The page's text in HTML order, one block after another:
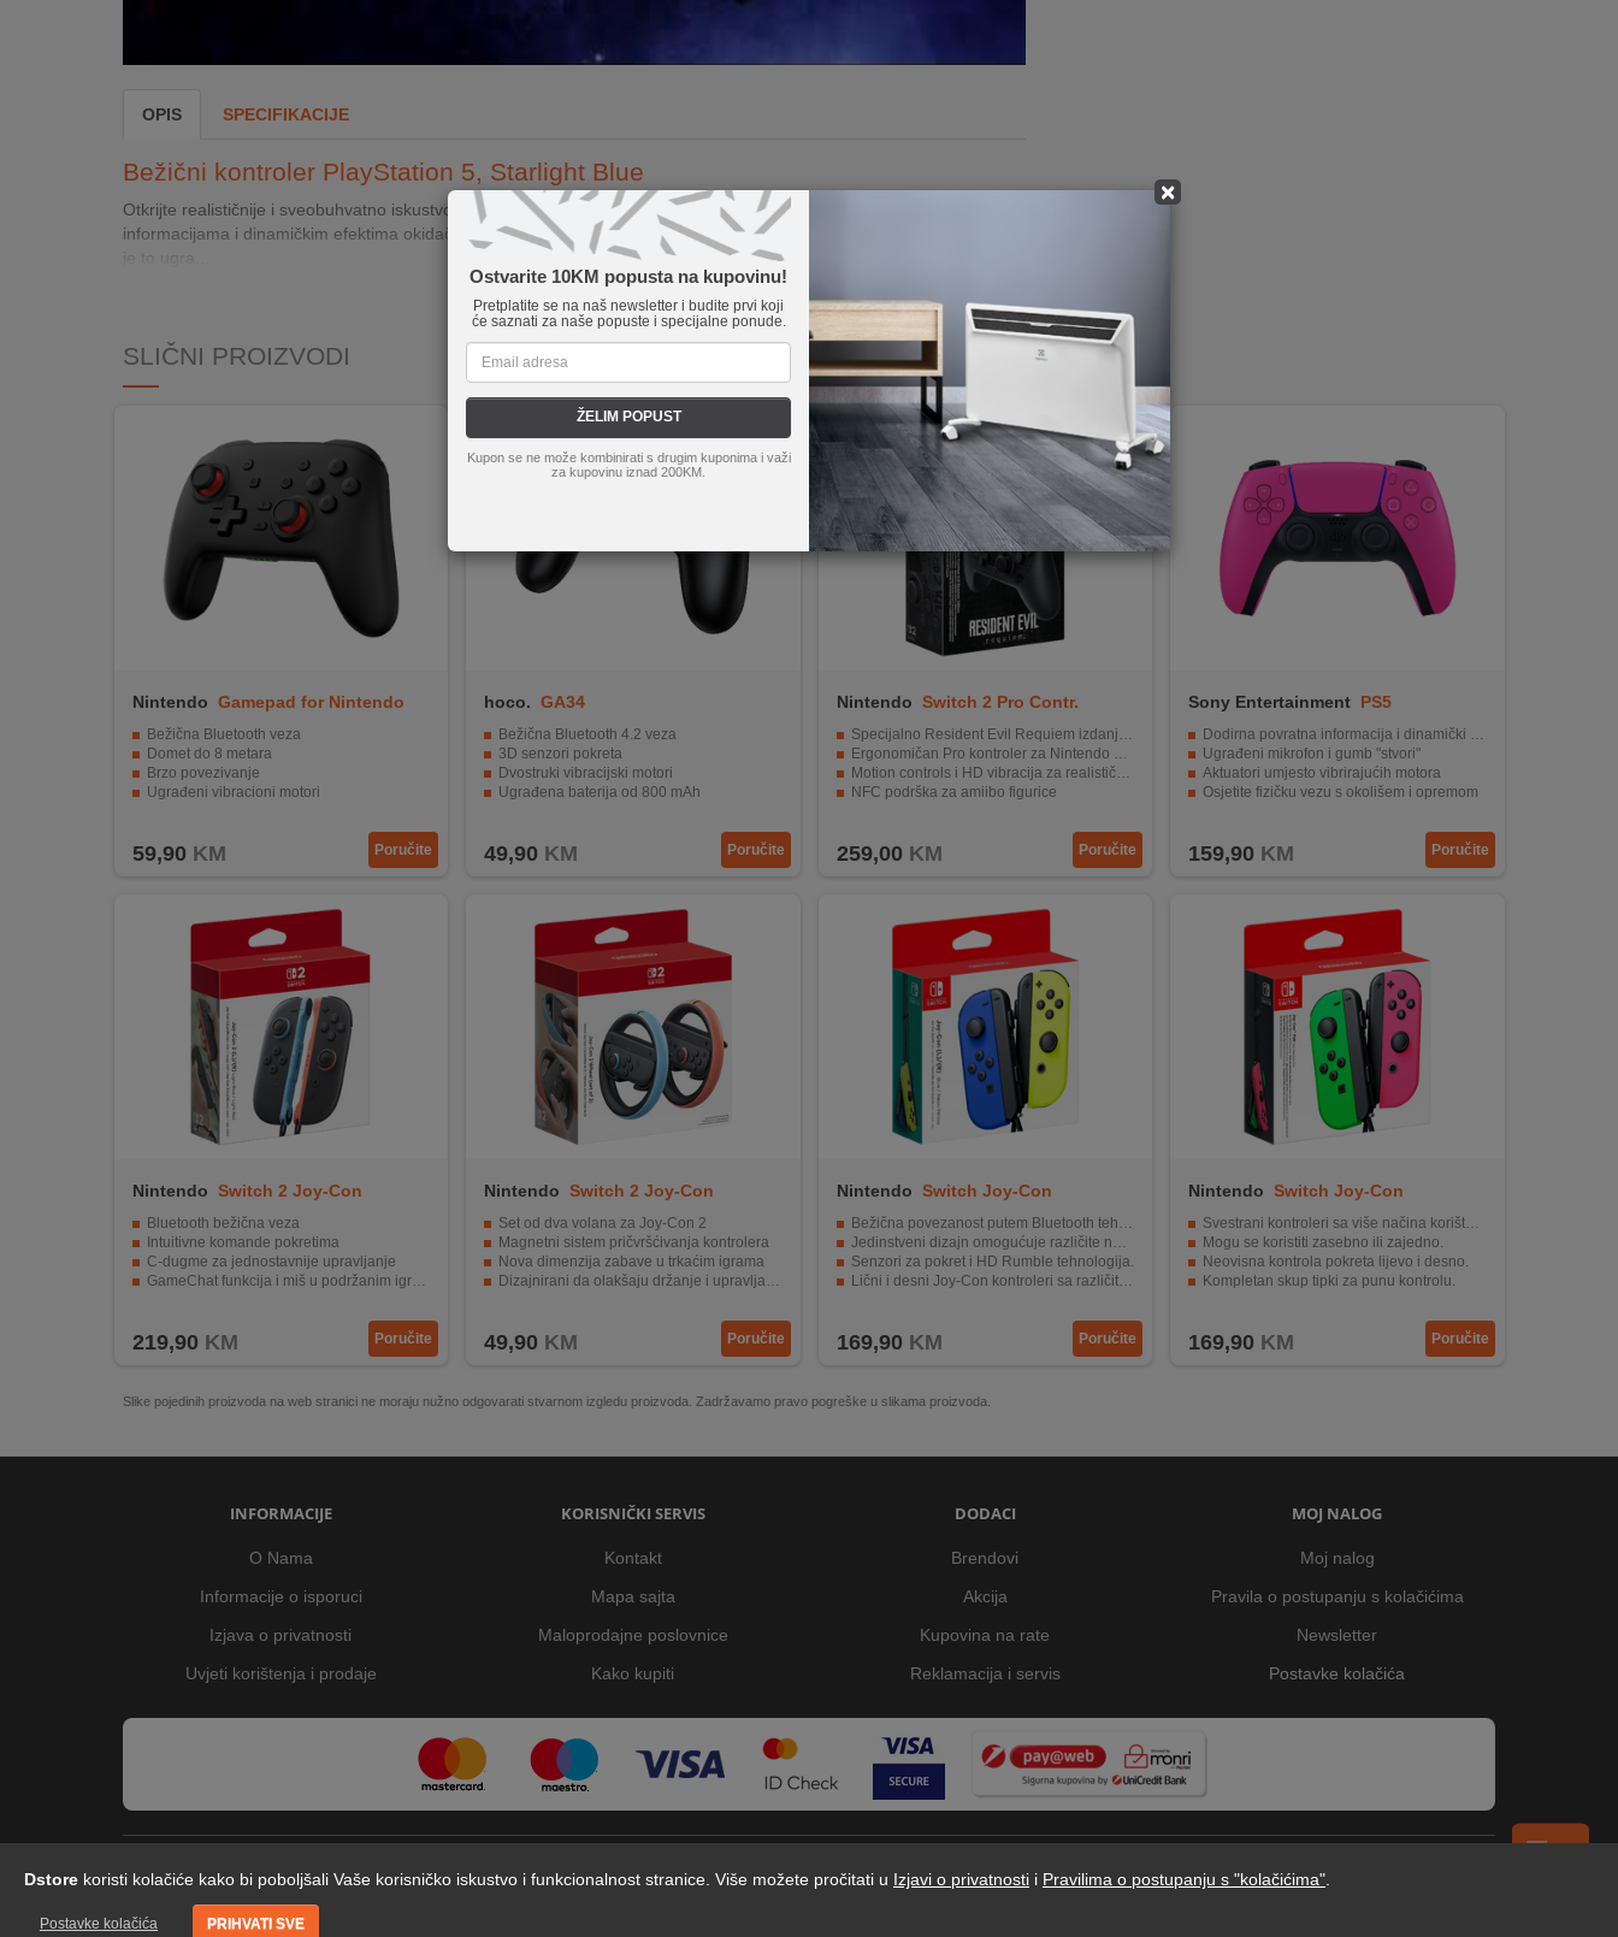
INOSTRANSTVA
UČINKOVITOSTI
Dstore koristi kolačiće kako bi poboljšali Vaše korisničko iskustvo i funkcionalnost stranice. Više možete pročitati u Izjavi o privatnosti i Pravilima o postupanju s "kolačićima"
Postavke kolačića PRIHVATI SVE
×
Ostvarite 10KM popusta na kupovinu!
Pretplatite se na naš newsletter i budite prvi koji
će saznati za naše popuste i specijalne ponude.
ŽELIM POPUST
Kupon se ne može kombinirati s drugim kuponima i važi
za kupovinu iznad 200KM.
OPIS SPECIFIKACIJE
Bežični kontroler PlayStation 5, Starlight Blue
Otkrijte realističnije i sveobuhvatno iskustvo igranja uz novi inovativni upravljač za konzolu PS5™ s dodirnim povratnim
informacijama i dinamičkim efektima okidača. Bežični upravljač DualSense ima ugrađeni mikrofon i gumb stvori, a sve
je to ugra...
Pročitaj više...
SLIČNI PROIZVODI
Nintendo Gamepad for Nintendo
Switch Black
Bežična Bluetooth veza
Domet do 8 metara
Brzo povezivanje
Ugrađeni vibracioni motori
59,90 KM Poručite
hoco. GA34
Bežična Bluetooth 4.2 veza
3D senzori pokreta
Dvostruki vibracijski motori
Ugrađena baterija od 800 mAh
49,90 KM Poručite
Nintendo Switch 2 Pro Contr.
Specijalno Resident Evil Requiem izdanje kontrolera
Ergonomičan Pro kontroler za Nintendo Switch 2
Motion controls i HD vibracija za realističan osjećaj igre
NFC podrška za amiibo figurice
259,00 KM Poručite
Sony Entertainment PS5
Dodirna povratna informacija i dinamički efekti okidača
Ugrađeni mikrofon i gumb "stvori"
Aktuatori umjesto vibrirajućih motora
Osjetite fizičku vezu s okolišem i opremom
159,90 KM Poručite
Nintendo Switch 2 Joy-Con
Bluetooth bežična veza
Intuitivne komande pokretima
C-dugme za jednostavnije upravljanje
GameChat funkcija i miš u podržanim igrama
219,90 KM Poručite
Nintendo Switch 2 Joy-Con
Set od dva volana za Joy-Con 2
Magnetni sistem pričvršćivanja kontrolera
Nova dimenzija zabave u trkaćim igrama
Dizajnirani da olakšaju držanje i upravljanje
49,90 KM Poručite
Nintendo Switch Joy-Con
Blue/Yellow, set
Bežična povezanost putem Bluetooth tehnologije.
Jedinstveni dizajn omogućuje različite načine igranja.
Senzori za pokret i HD Rumble tehnologija.
Lični i desni Joy-Con kontroleri sa različitim funkcijama.
169,90 KM Poručite
Nintendo Switch Joy-Con
Svestrani kontroleri sa više načina korištenja.
Mogu se koristiti zasebno ili zajedno.
Neovisna kontrola pokreta lijevo i desno.
Kompletan skup tipki za punu kontrolu.
169,90 KM Poručite
Slike pojedinih proizvoda na web stranici ne moraju nužno odgovarati stvarnom izgledu proizvoda. Zadržavamo pravo pogreške u slikama proizvoda.
INFORMACIJE
O Nama
Informacije o isporuci
Izjava o privatnosti
Uvjeti korištenja i prodaje
KORISNIČKI SERVIS
Kontakt
Mapa sajta
Maloprodajne poslovnice
Kako kupiti
DODACI
Brendovi
Akcija
Kupovina na rate
Reklamacija i servis
MOJ NALOG
Moj nalog
Pravila o postupanju s kolačićima
Newsletter
Postavke kolačića